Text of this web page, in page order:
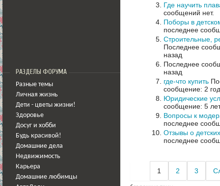
РАЗДЕЛЫ ФОРУМА
Разные темы
Личная жизнь
Дети - цветы жизни!
Здоровье
Досуг и хобби
Будь красивой!
Домашние дела
Недвижимость
Карьера
Домашние любимцы
Где научить
сообщений нет.
Поборы в
последнее
Строительные,
Последнее
назад
Последнее
назад
где-что купить
сообщение: 2
Юридические
сообщение: 5
Вопросы к
последнее
Отзывы о
последнее
1 2 3